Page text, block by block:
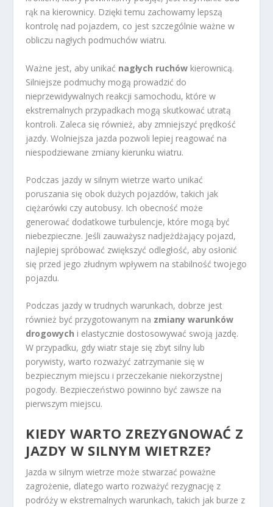
rąk na kierownicy. Dzięki temu zachowamy lepszą
kontrolę nad pojazdem, co jest szczególnie ważne w
obliczu nagłych podmuchów wiatru.
Ważne jest, aby unikać nagłych ruchów kierownicą.
Silniejsze podmuchy mogą prowadzić do
nieprzewidywalnych reakcji samochodu, które w
ekstremalnych przypadkach mogą skutkować utratą
kontroli. Zaleca się również, aby zmniejszyć prędkość
jazdy. Wolniejsza jazda pozwoli lepiej reagować na
niespodziewane zmiany kierunku wiatru.
Podczas jazdy w silnym wietrze warto unikać
poruszania się obok dużych pojazdów, takich jak
ciężarówki czy autobusy. Ich obecność może
generować dodatkowe turbulencje, które mogą być
niebezpieczne. Jeśli zauważysz nadjeżdżający pojazd,
najlepiej spróbować zwiększyć odległość, aby osłonić
się przed jego złudnym wpływem na stabilność twojego
pojazdu.
Podczas jazdy w trudnych warunkach, dobrze jest
również być przygotowanym na zmiany warunków
drogowych i elastycznie dostosowywać swoją jazdę.
W przypadku, gdy wiatr staje się zbyt silny lub
porywisty, warto rozważyć zatrzymanie się w
bezpiecznym miejscu i przeczekanie niekorzystnej
pogody. Bezpieczeństwo powinno być zawsze na
pierwszym miejscu.
KIEDY WARTO ZREZYGNOWAĆ Z
JAZDY W SILNYM WIETRZE?
Jazda w silnym wietrze może stwarzać poważne
zagrożenie, dlatego warto rozważyć rezygnację z
podróży w ekstremalnych warunkach, takich jak burze z